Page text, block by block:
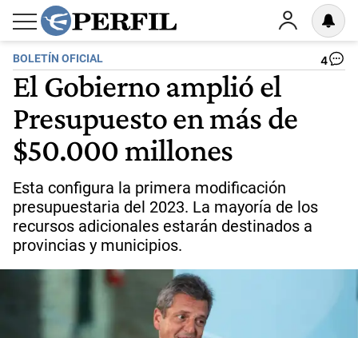
BOLETÍN OFICIAL 4
El Gobierno amplió el
Presupuesto en más de
$50.000 millones
Esta configura la primera modificación
presupuestaria del 2023. La mayoría de los
recursos adicionales estarán destinados a
provincias y municipios.